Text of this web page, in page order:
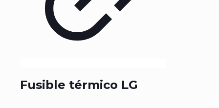
Fusible térmico LG